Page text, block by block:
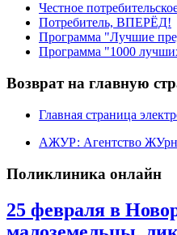
Честное
Потребитель, ВПЕРЁД!
Программа "Лучшие
Программа "1000
Возврат на главную
Главная страница
АЖУР: Агентство
Поликлиника онлайн
25 февраля в